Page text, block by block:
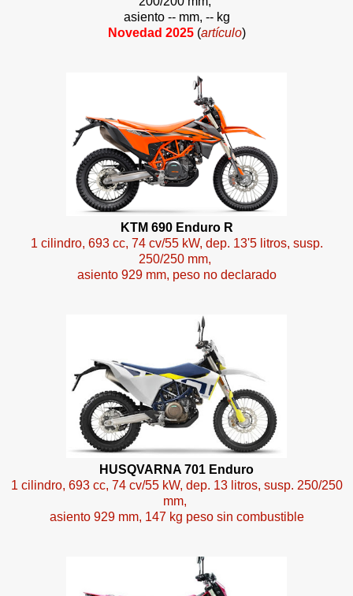
asiento -- mm, -- kg
Novedad 2025(artículo)
KTM 690 Enduro R
1 cilindro, 693 cc, 74 cv/55 kW, dep. 13'5 litros, susp.
250/250 mm,
asiento 929 mm, peso no declarado
HUSQVARNA 701 Enduro
1 cilindro, 693 cc, 74 cv/55 kW, dep. 13 litros, susp. 250/250
mm,
asiento 929 mm, 147 kg peso sin combustible